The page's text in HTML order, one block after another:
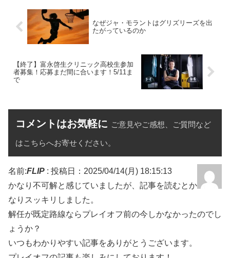
なぜジャ・モラントはグリズリーズを出
たがっているのか
【終了】富永啓生クリニック高校生参加
者募集！応募まだ間に合います！5/11ま
で
コメントはお気軽に ご意見やご感想、ご質問など
はこちらへお寄せください。
名前:FLIP : 投稿日：2025/04/14(月) 18:15:13
かなり不可解と感じていましたが、記事を読むとか
なりスッキリしました。
解任が既定路線ならプレイオフ前の今しかなかったのでし
ょうか？
いつもわかりやすい記事をありがとうございます。